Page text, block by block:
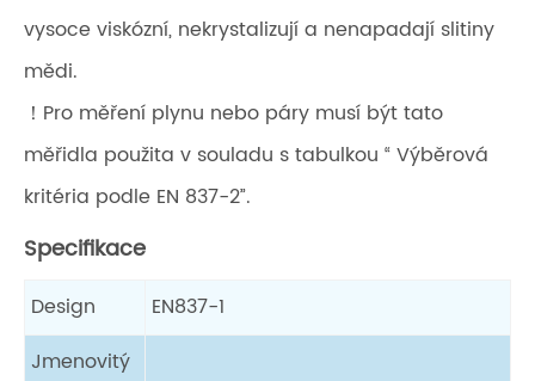
vysoce viskózní, nekrystalizují a nenapadají slitiny
mědi.
！Pro měření plynu nebo páry musí být tato
měřidla použita v souladu s tabulkou “ Výběrová
kritéria podle EN 837-2”.
Specifikace
Design
EN837-1
Jmenovitý